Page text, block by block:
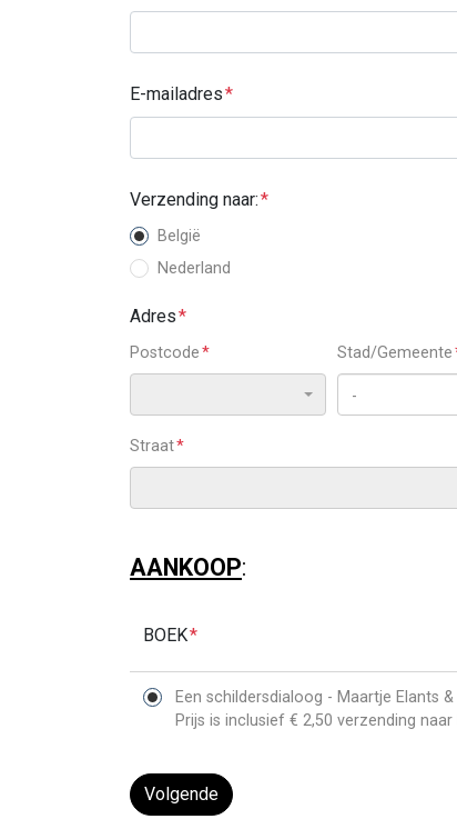
E-mailadres
Verzending naar:
België
Nederland
Adres
Postcode Stad/Gemeente
-
Straat
AANKOOP:
BOEK
Een schildersdialoog - Maartje Elants
Prijs is inclusief € 2,50 verzending
Volgende